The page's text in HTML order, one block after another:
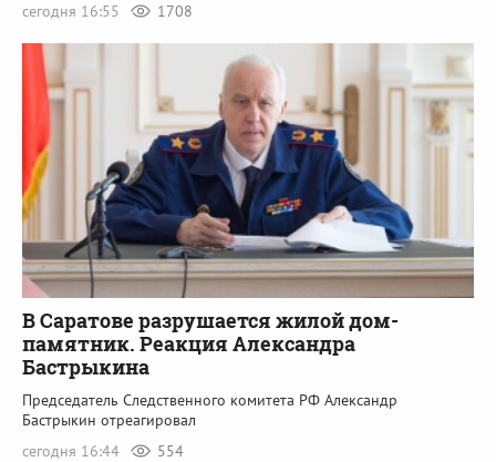
сегодня 16:55
1708
В Саратове разрушается жилой дом-
памятник. Реакция Александра
Бастрыкина
Председатель Следственного комитета РФ Александр
Бастрыкин отреагировал
сегодня 16:44
554